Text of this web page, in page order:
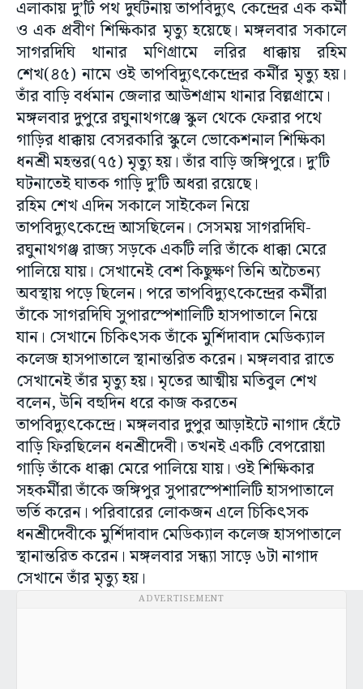
এলাকায় দু’টি পথ দুর্ঘটনায় তাপবিদ্যুৎ কেন্দ্রের এক কর্মী
ও এক প্রবীণ শিক্ষিকার মৃত্যু হয়েছে। মঙ্গলবার সকালে
সাগরদিঘি থানার মণিগ্রামে লরির ধাক্কায় রহিম
শেখ(৪৫) নামে ওই তাপবিদ্যুৎকেন্দ্রের কর্মীর মৃত্যু হয়।
তাঁর বাড়ি বর্ধমান জেলার আউশগ্রাম থানার বিল্লগ্রামে।
মঙ্গলবার দুপুরে রঘুনাথগঞ্জে স্কুল থেকে ফেরার পথে
গাড়ির ধাক্কায় বেসরকারি স্কুলে ভোকেশনাল শিক্ষিকা
ধনশ্রী মহন্তর(৭৫) মৃত্যু হয়। তাঁর বাড়ি জঙ্গিপুরে। দু’টি
ঘটনাতেই ঘাতক গাড়ি দু’টি অধরা রয়েছে।
রহিম শেখ এদিন সকালে সাইকেল নিয়ে
তাপবিদ্যুৎকেন্দ্রে আসছিলেন। সেসময় সাগরদিঘি-
রঘুনাথগঞ্জ রাজ্য সড়কে একটি লরি তাঁকে ধাক্কা মেরে
পালিয়ে যায়। সেখানেই বেশ কিছুক্ষণ তিনি অচৈতন্য
অবস্থায় পড়ে ছিলেন। পরে তাপবিদ্যুৎকেন্দ্রের কর্মীরা
তাঁকে সাগরদিঘি সুপারস্পেশালিটি হাসপাতালে নিয়ে
যান। সেখানে চিকিৎসক তাঁকে মুর্শিদাবাদ মেডিক্যাল
কলেজ হাসপাতালে স্থানান্তরিত করেন। মঙ্গলবার রাতে
সেখানেই তাঁর মৃত্যু হয়। মৃতের আত্মীয় মতিবুল শেখ
বলেন, উনি বহুদিন ধরে কাজ করতেন
তাপবিদ্যুৎকেন্দ্রে। মঙ্গলবার দুপুর আড়াইটে নাগাদ হেঁটে
বাড়ি ফিরছিলেন ধনশ্রীদেবী। তখনই একটি বেপরোয়া
গাড়ি তাঁকে ধাক্কা মেরে পালিয়ে যায়। ওই শিক্ষিকার
সহকর্মীরা তাঁকে জঙ্গিপুর সুপারস্পেশালিটি হাসপাতালে
ভর্তি করেন। পরিবারের লোকজন এলে চিকিৎসক
ধনশ্রীদেবীকে মুর্শিদাবাদ মেডিক্যাল কলেজ হাসপাতালে
স্থানান্তরিত করেন। মঙ্গলবার সন্ধ্যা সাড়ে ৬টা নাগাদ
সেখানে তাঁর মৃত্যু হয়।
ADVERTISEMENT